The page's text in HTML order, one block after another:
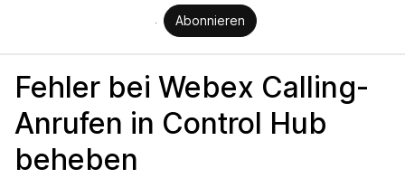
Abonnieren
Fehler bei Webex Calling-
Anrufen in Control Hub
beheben